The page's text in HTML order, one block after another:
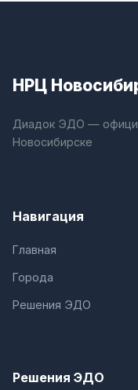
НРЦ
Диадок ЭДО —
Новосибирске
Навигация
Главная
Города
Решения ЭДО
Решения ЭДО